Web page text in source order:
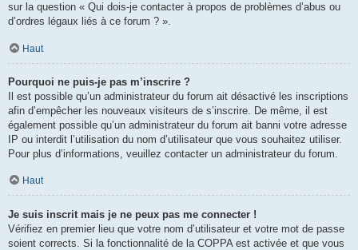
sur la question « Qui dois-je contacter à propos de problèmes d’abus ou
d’ordres légaux liés à ce forum ? ».
Haut
Pourquoi ne puis-je pas m’inscrire ?
Il est possible qu’un administrateur du forum ait désactivé les inscriptions
afin d’empêcher les nouveaux visiteurs de s’inscrire. De même, il est
également possible qu’un administrateur du forum ait banni votre adresse
IP ou interdit l’utilisation du nom d’utilisateur que vous souhaitez utiliser.
Pour plus d’informations, veuillez contacter un administrateur du forum.
Haut
Je suis inscrit mais je ne peux pas me connecter !
Vérifiez en premier lieu que votre nom d’utilisateur et votre mot de passe
soient corrects. Si la fonctionnalité de la COPPA est activée et que vous